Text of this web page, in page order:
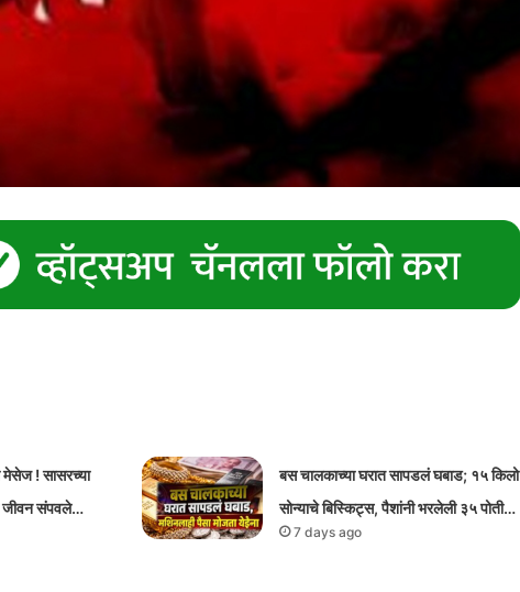
! सासरच्या
जीवन संपवले…
बस चालकाच्या घरात सापडलं घबाड; १५ किलो
सोन्याचे बिस्किट्स, पैशांनी भरलेली ३५ पोती…
7 days ago